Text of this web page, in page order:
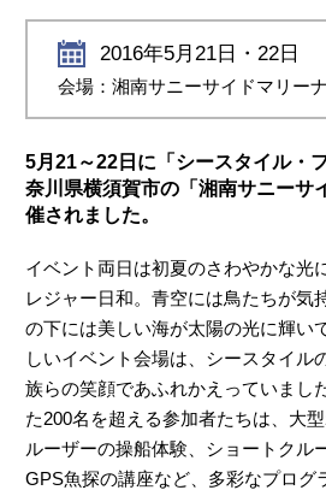
2016年5月21日・22日
会場：湘南サニーサイドマリーナ
5月21～22日に「シースタイル・
奈川県横須賀市の「湘南サニーサ
催されました。
イベント両日は初夏のさわやかな光
レジャー日和。青空には鳥たちが気
の下には美しい海が太陽の光に輝い
しいイベント会場は、シースタイル
族らの笑顔であふれかえっていまし
た200名を超える参加者たちは、大
ルーザーの操船体験、ショートクル
GPS魚探の講座など、多彩なプログ